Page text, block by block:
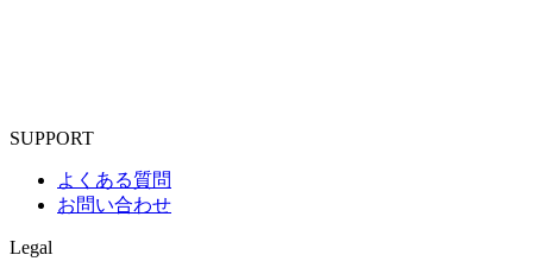
SUPPORT
よくある質問
お問い合わせ
Legal